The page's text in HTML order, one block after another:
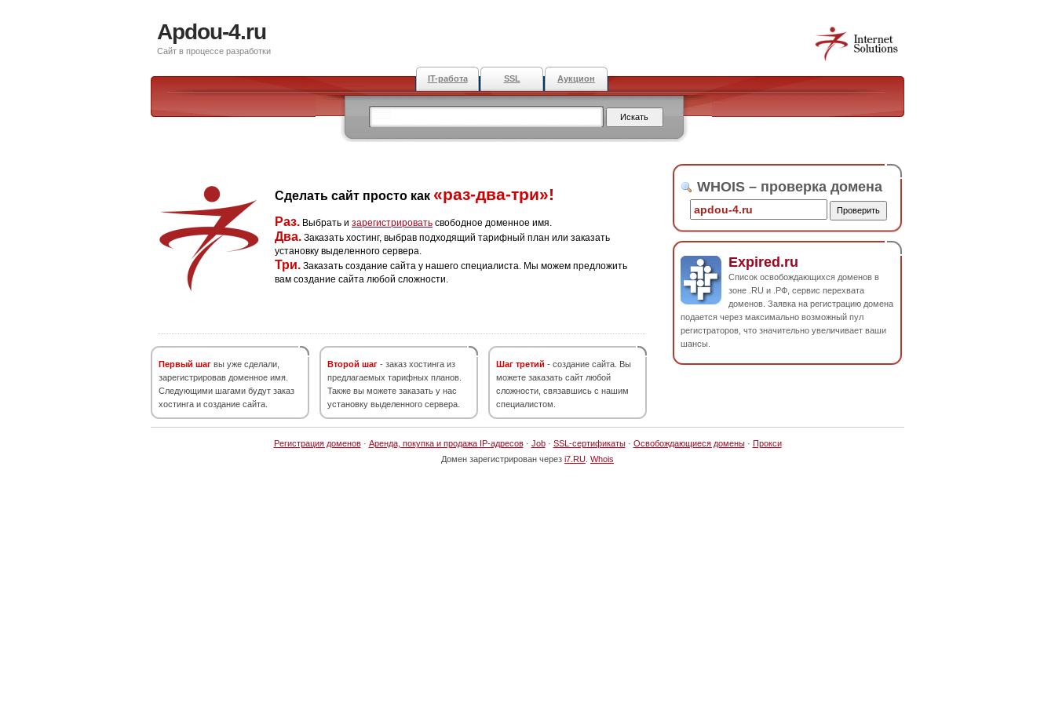
Apdou-4.ru
Сайт в процессе разработки
IT-работа SSL Аукцион
Сделать сайт просто как «раз-два-три»!
Раз. Выбрать и зарегистрировать свободное доменное имя.
Два. Заказать хостинг, выбрав подходящий тарифный план или заказать
установку выделенного сервера.
Три. Заказать создание сайта у нашего специалиста. Мы можем предложить
вам создание сайта любой сложности.
Первый шаг вы уже сделали,
зарегистрировав доменное имя.
Следующими шагами будут заказ
хостинга и создание сайта.
Второй шаг - заказ хостинга из
предлагаемых тарифных планов.
Также вы можете заказать у нас
установку выделенного сервера.
Шаг третий - создание сайта. Вы
можете заказать сайт любой
сложности, связавшись с нашим
специалистом.
WHOIS – проверка домена
Expired.ru
Список освобождающихся доменов в
зоне .RU и .РФ, сервис перехвата
доменов. Заявка на регистрацию домена
подается через максимально возможный пул
регистраторов, что значительно увеличивает ваши
шансы.
Регистрация доменов· Аренда, покупка и продажа IP-адресов· Job· SSL-сертификаты· Освобождающиеся домены· Прокси
Домен зарегистрирован через i7.RU Whois